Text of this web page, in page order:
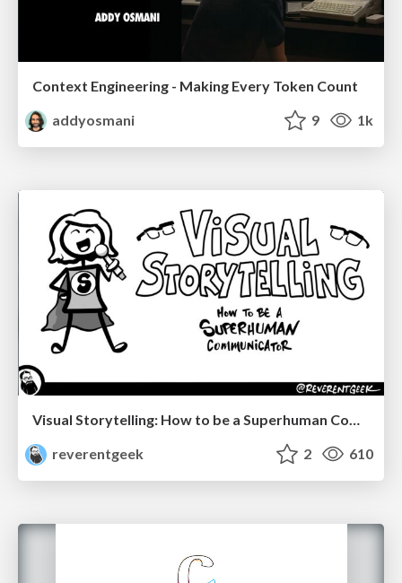
Context Engineering - Making Every Token Count
addyosmani
9 1k
Visual Storytelling: How to be a Superhuman Communicator
reverentgeek
2 610